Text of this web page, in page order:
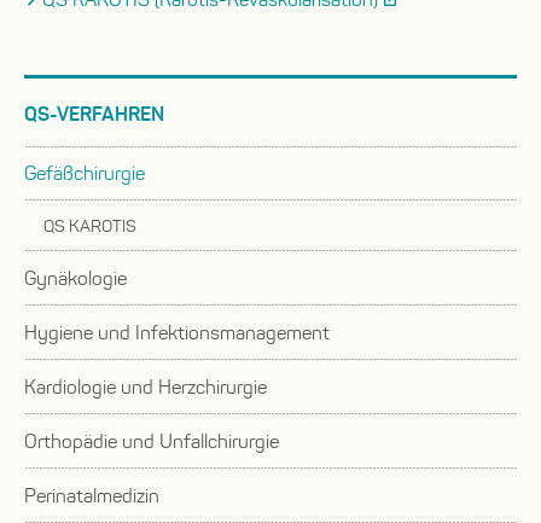
QS-VERFAHREN
Gefäßchirurgie
oder
zuklappen
QS KAROTIS
Gynäkologie
auf-
oder
zuklappen
Hygiene und Infektionsmanagement
auf-
oder
zuklappen
Kardiologie und Herzchirurgie
auf-
oder
Orthopädie und Unfallchirurgie
auf-
Perinatalmedizin